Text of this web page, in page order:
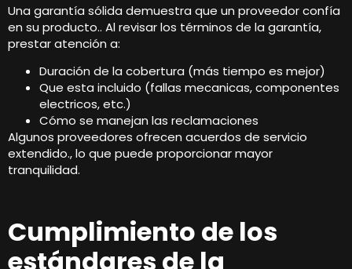
Una garantía sólida demuestra que un proveedor confía
en su producto.. Al revisar los términos de la garantía,
prestar atención a:
Duración de la cobertura (más tiempo es mejor)
Que esta incluido (fallas mecanicas, componentes
electricos, etc.)
Cómo se manejan las reclamaciones
Algunos proveedores ofrecen acuerdos de servicio
extendido., lo que puede proporcionar mayor
tranquilidad.
Cumplimiento de los
estándares de la